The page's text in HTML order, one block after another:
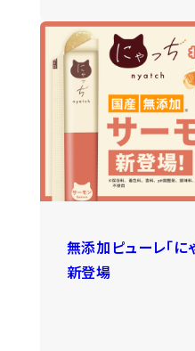
無添加ピューレ「に
新登場